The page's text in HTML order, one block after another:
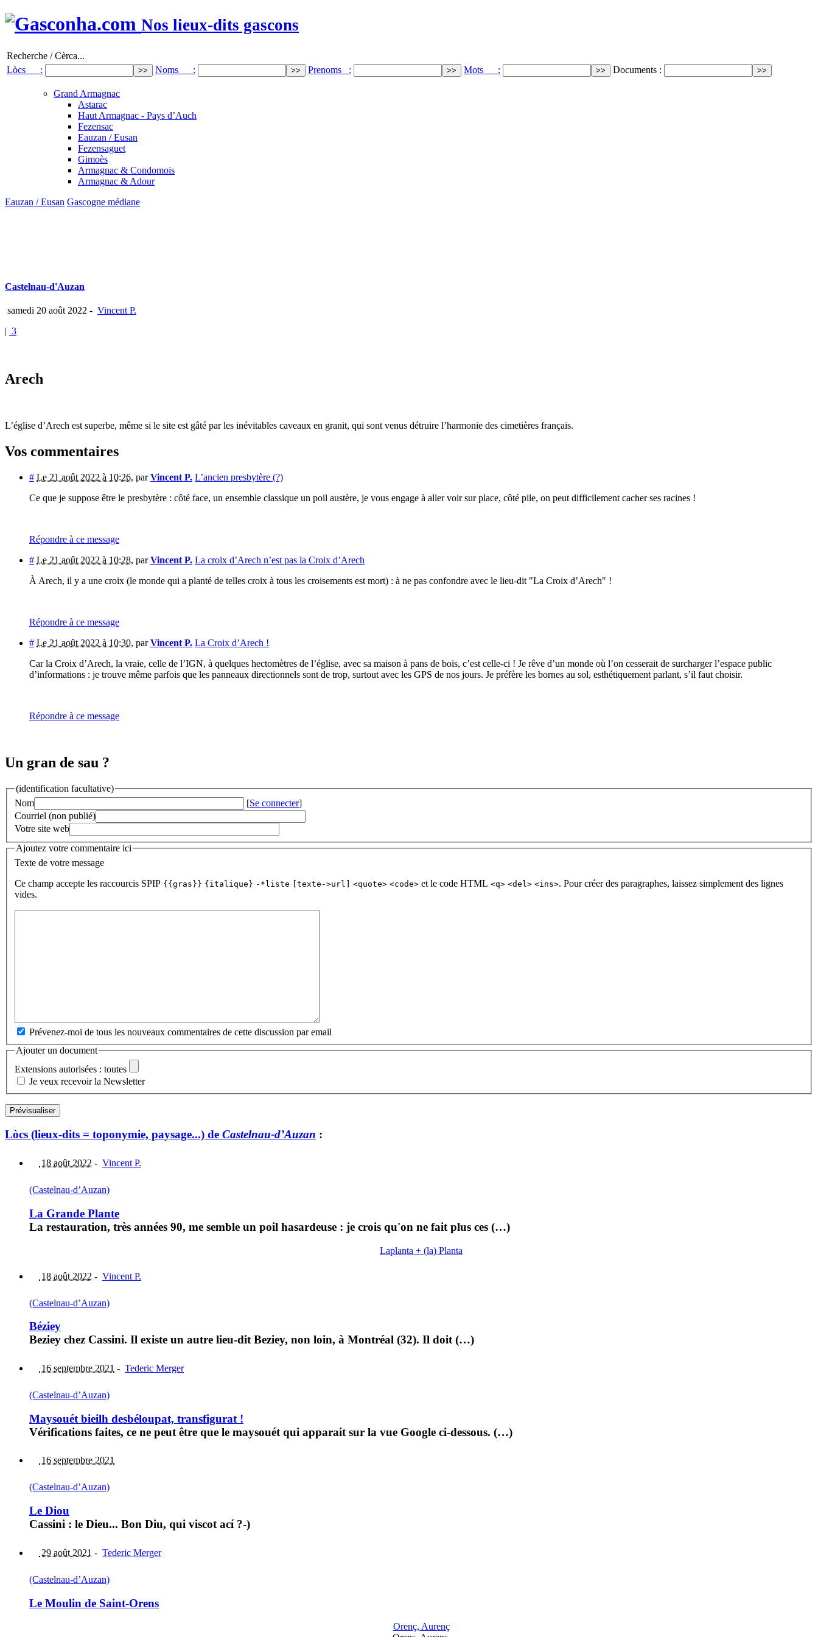
Nos lieux-dits gascons
Recherche / Cèrca...
Lòcs :
Noms : Prenoms : Mots : Documents :
Grand Armagnac
Astarac
Haut Armagnac - Pays d’Auch
Fezensac
Eauzan / Eusan
Fezensaguet
Gimoès
Armagnac & Condomois
Armagnac & Adour
Eauzan / Eusan Gascogne médiane
Castelnau-d'Auzan
samedi 20 août 2022 - Vincent P.
| 3
Arech
L’église d’Arech est superbe, même si le site est gâté par les inévitables caveaux en granit, qui sont venus détruire l’harmonie des cimetières français.
Vos commentaires
# Le 21 août 2022 à 10:26, parVincent P. L’ancien presbytère (?)
Ce que je suppose être le presbytère : côté face, un ensemble classique un poil austère, je vous engage à aller voir sur place, côté pile, on peut difficilement cacher ses racines !
Répondre à ce message
# Le 21 août 2022 à 10:28, parVincent P. La croix d’Arech n’est pas la Croix d’Arech
À Arech, il y a une croix (le monde qui a planté de telles croix à tous les croisements est mort) : à ne pas confondre avec le lieu-dit "La Croix d’Arech" !
Répondre à ce message
# Le 21 août 2022 à 10:30, parVincent P. La Croix d’Arech !
Car la Croix d’Arech, la vraie, celle de l’IGN, à quelques hectomètres de l’église, avec sa maison à pans de bois, c’est celle-ci ! Je rêve d’un monde où l’on cesserait de surcharger l’espace public
d’informations : je trouve même parfois que les panneaux directionnels sont de trop, surtout avec les GPS de nos jours. Je préfère les bornes au sol, esthétiquement parlant, s’il faut choisir.
Répondre à ce message
Un gran de sau ?
(identification facultative)
Nom
[Se connecter]
Courriel (non publié)
Votre site web
Ajoutez votre commentaire ici
Texte de votre message
Ce champ accepte les raccourcis SPIP {{gras}} {italique} -*liste [texte->url] <quote> <code> et le code HTML <q> <del> <ins>. Pour créer des paragraphes, laissez simplement des lignes
vides.
Prévenez-moi de tous les nouveaux commentaires de cette discussion par email
Ajouter un document
Extensions autorisées : toutes
Je veux recevoir la Newsletter
Lòcs (lieux-dits = toponymie, paysage...) de Castelnau-d’Auzan :
18 août 2022 - Vincent P.
(Castelnau-d’Auzan)
La Grande Plante
La restauration, très années 90, me semble un poil hasardeuse : je crois qu'on ne fait plus ces (…)
Laplanta + (la) Planta
18 août 2022 - Vincent P.
(Castelnau-d’Auzan)
Béziey
Beziey chez Cassini. Il existe un autre lieu-dit Beziey, non loin, à Montréal (32). Il doit (…)
16 septembre 2021 - Tederic Merger
(Castelnau-d’Auzan)
Maysouét bieilh desbéloupat, transfigurat !
Vérifications faites, ce ne peut être que le maysouét qui apparait sur la vue Google ci-dessous. (…)
16 septembre 2021
(Castelnau-d’Auzan)
Le Diou
Cassini : le Dieu... Bon Diu, qui viscot ací ?-)
29 août 2021 - Tederic Merger
(Castelnau-d’Auzan)
Le Moulin de Saint-Orens
Orenç, Aurenç